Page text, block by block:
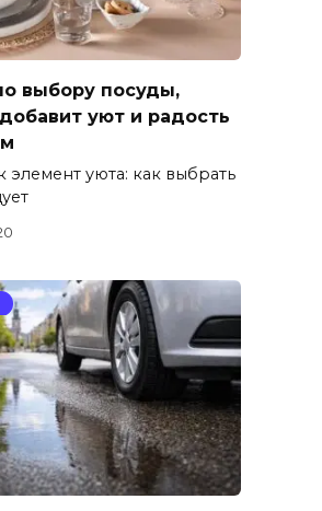
выбору посуды,
уют и радость
элемент уюта: как выбрать